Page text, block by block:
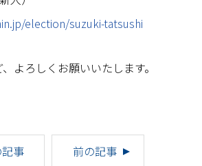
election/suzuki-tatsushi
よろしくお願いいたします。
事 前の記事